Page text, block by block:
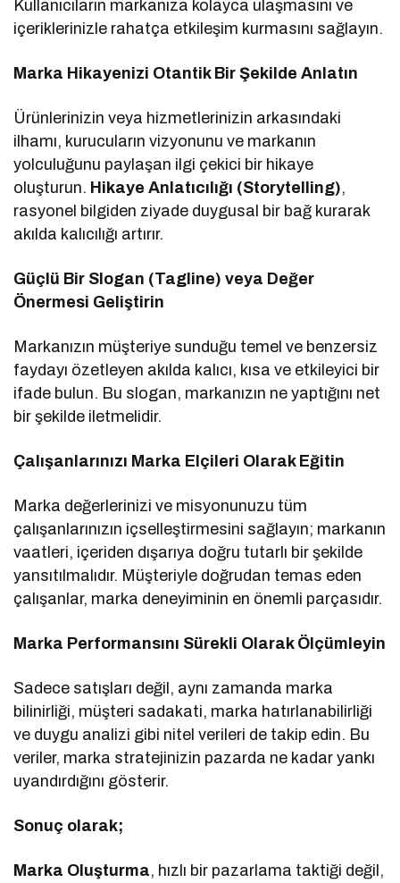
Kullanıcıların markanıza kolayca ulaşmasını ve
içeriklerinizle rahatça etkileşim kurmasını sağlayın.
Marka Hikayenizi Otantik Bir Şekilde Anlatın
Ürünlerinizin veya hizmetlerinizin arkasındaki
ilhamı, kurucuların vizyonunu ve markanın
yolculuğunu paylaşan ilgi çekici bir hikaye
oluşturun. Hikaye Anlatıcılığı (Storytelling),
rasyonel bilgiden ziyade duygusal bir bağ kurarak
akılda kalıcılığı artırır.
Güçlü Bir Slogan (Tagline) veya Değer
Önermesi Geliştirin
Markanızın müşteriye sunduğu temel ve benzersiz
faydayı özetleyen akılda kalıcı, kısa ve etkileyici bir
ifade bulun. Bu slogan, markanızın ne yaptığını net
bir şekilde iletmelidir.
Çalışanlarınızı Marka Elçileri Olarak Eğitin
Marka değerlerinizi ve misyonunuzu tüm
çalışanlarınızın içselleştirmesini sağlayın; markanın
vaatleri, içeriden dışarıya doğru tutarlı bir şekilde
yansıtılmalıdır. Müşteriyle doğrudan temas eden
çalışanlar, marka deneyiminin en önemli parçasıdır.
Marka Performansını Sürekli Olarak Ölçümleyin
Sadece satışları değil, aynı zamanda marka
bilinirliği, müşteri sadakati, marka hatırlanabilirliği
ve duygu analizi gibi nitel verileri de takip edin. Bu
veriler, marka stratejinizin pazarda ne kadar yankı
uyandırdığını gösterir.
Sonuç olarak;
Marka Oluşturma, hızlı bir pazarlama taktiği değil,